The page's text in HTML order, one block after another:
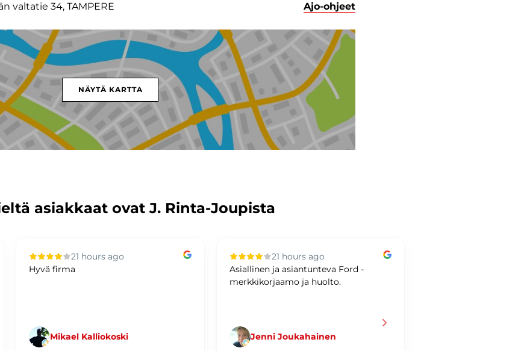
valtatie 34, TAMPERE Ajo-ohjeet
NÄYTÄ KARTTA
asiakkaat ovat J. Rinta-Joupista
21 hours ago
Hyvä firma
Mikael Kalliokoski
21 hours ago
Asiallinen ja asiantunteva Ford -
merkkikorjaamo ja huolto.
Jenni Joukahainen